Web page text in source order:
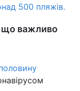
500 пляжів.
що важливо